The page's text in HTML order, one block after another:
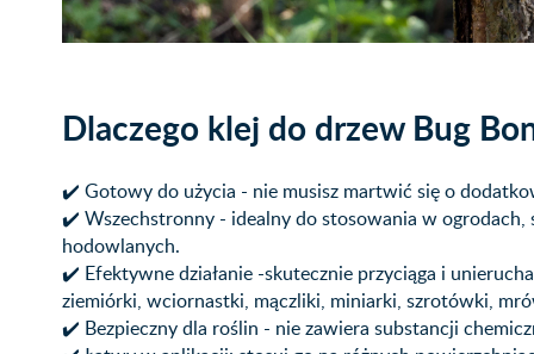
Dlaczego klej do drzew Bug
✔️ Gotowy do użycia - nie musisz martwić się o
✔️ Wszechstronny - idealny do stosowania w ogrodach,
hodowlanych.
✔️ Efektywne działanie -skutecznie przyciąga i
ziemiórki, wciornastki, mączliki, miniarki, szrotówki,
✔️ Bezpieczny dla roślin - nie zawiera substancji